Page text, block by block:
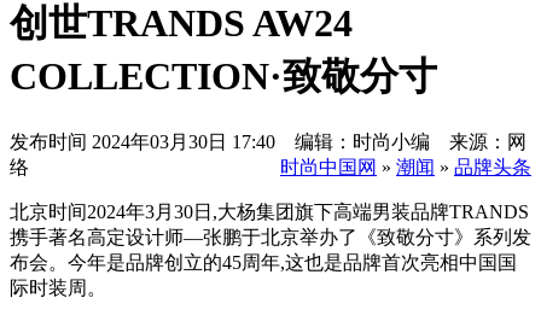
创世TRANDS AW24
COLLECTION·致敬分寸
发布时间 2024年03月30日 17:40 编辑：时尚小编 来源：网
络
时尚中国网 » 潮闻 » 品牌头条
北京时间2024年3月30日,大杨集团旗下高端男装品牌TRANDS
携手著名高定设计师—张鹏于北京举办了《致敬分寸》系列发
布会。今年是品牌创立的45周年,这也是品牌首次亮相中国国
际时装周。